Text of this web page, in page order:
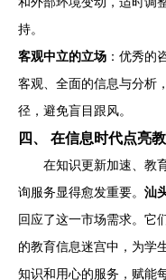
持。
客观中立的立场 ：优秀的
客观、全面的信息与分析
径，避免盲目跟风。
四、 在信息时代点亮
在知识更新加速、教
询服务显得愈发重要。 汕
回应了这一市场需求。它
的教育信息迷宫中，为学
知识和用心的服务，赋能